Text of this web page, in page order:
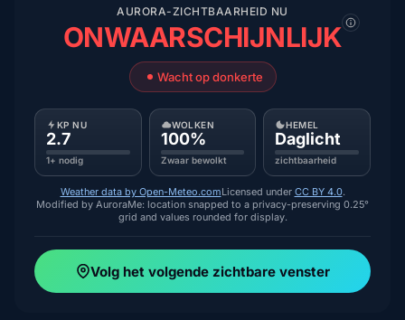
AURORA-ZICHTBAARHEID NU
ONWAARSCHIJNLIJK
Wacht op donkerte
KP NU
2.7
1+ nodig
WOLKEN
100%
Zwaar bewolkt
HEMEL
Daglicht
zichtbaarheid
Weather data by Open-Meteo.comLicensed under CC BY 4.0.
Modified by AuroraMe: location snapped to a privacy-preserving 0.25°
grid and values rounded for display.
Volg het volgende zichtbare venster